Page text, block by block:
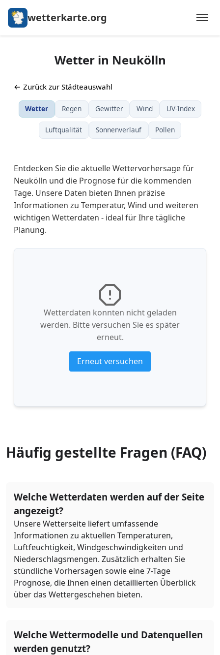
wetterkarte.org
Wetter in Neukölln
← Zurück zur Städteauswahl
Wetter Regen Gewitter Wind UV-Index
Luftqualität Sonnenverlauf Pollen
Entdecken Sie die aktuelle Wettervorhersage für
Neukölln und die Prognose für die kommenden
Tage. Unsere Daten bieten Ihnen präzise
Informationen zu Temperatur, Wind und weiteren
wichtigen Wetterdaten - ideal für Ihre tägliche
Planung.
Wetterdaten konnten nicht geladen
werden. Bitte versuchen Sie es später
erneut.
Erneut versuchen
Häufig gestellte Fragen (FAQ)
Welche Wetterdaten werden auf der Seite
angezeigt?
Unsere Wetterseite liefert umfassende
Informationen zu aktuellen Temperaturen,
Luftfeuchtigkeit, Windgeschwindigkeiten und
Niederschlagsmengen. Zusätzlich erhalten Sie
stündliche Vorhersagen sowie eine 7-Tage
Prognose, die Ihnen einen detaillierten Überblick
über das Wettergeschehen bieten.
Welche Wettermodelle und Datenquellen
werden genutzt?